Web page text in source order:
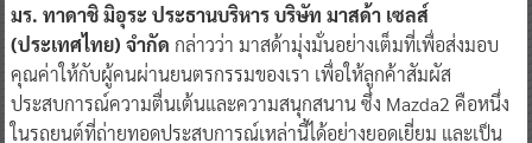
มร. ทาดาชิ มิอุระ ประธานบริหาร บริษัท มาสด้า เซลส์
(ประเทศไทย) จำกัด กล่าวว่า มาสด้ามุ่งมั่นอย่างเต็มที่เพื่อส่งมอบ
คุณค่าให้กับผู้คนผ่านยนตรกรรมของเรา เพื่อให้ลูกค้าสัมผัส
ประสบการณ์ความตื่นเต้นและความสนุกสนาน ซึ่ง Mazda2 คือหนึ่ง
ในรถยนต์ที่ถ่ายทอดประสบการณ์เหล่านี้ได้อย่างยอดเยี่ยม และเป็น